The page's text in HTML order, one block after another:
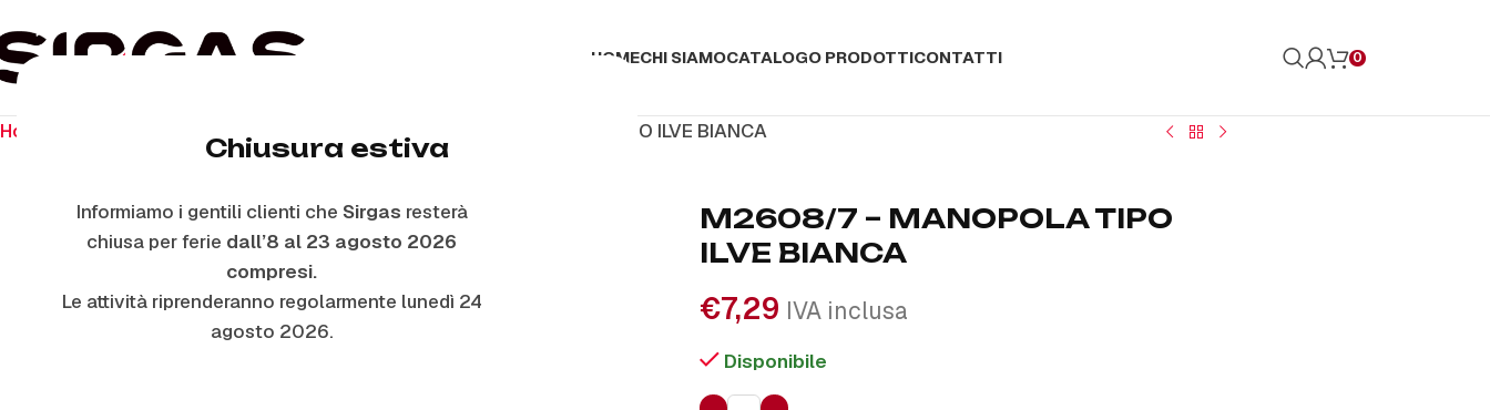
Chiusura estiva
Informiamo i gentili clienti che Sirgas resterà
chiusa per ferie dall’8 al 23 agosto 2026
compresi.
Le attività riprenderanno regolarmente lunedì 24
agosto 2026.
HOMECHI SIAMOCATALOGO PRODOTTICONTATTI 0
Home M2608/7 – MANOPOLA TIPO ILVE BIANCA
M2608/7 – MANOPOLA TIPO
ILVE BIANCA
€7,29 IVA inclusa
Disponibile